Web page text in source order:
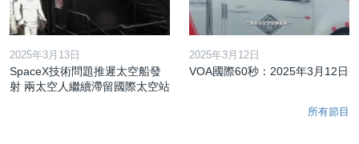
2025年3月13日
SpaceX技術問題推遲太空船發
射 兩太空人繼續滯留國際太空站
2025年3月12日
VOA國際60秒：2025年3月12日
所有節目